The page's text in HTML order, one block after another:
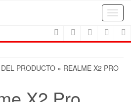
PRODUCTO » REALME X2 PRO